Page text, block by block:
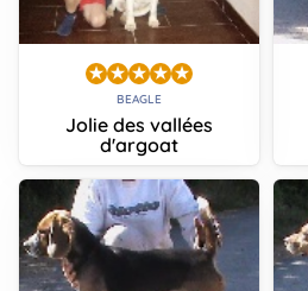
BEAGLE
Jolie des vallées
d'argoat